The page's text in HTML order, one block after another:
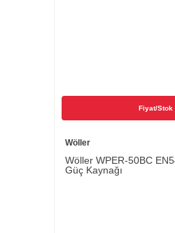
Fiyat/Stok
Wöller
Wöller WPER-50BC
Güç Kaynağı